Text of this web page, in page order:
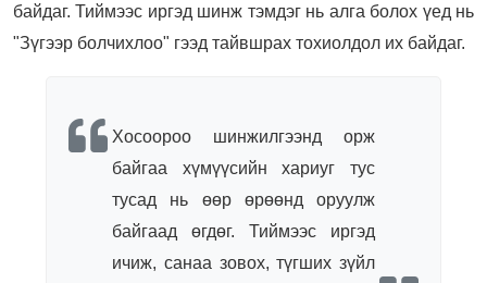
байдаг. Тиймээс иргэд шинж тэмдэг нь алга болох үед нь
"Зүгээр болчихлоо" гээд тайвшрах тохиолдол их байдаг.
Хосоороо шинжилгээнд орж
байгаа хүмүүсийн хариуг тус
тусад нь өөр өрөөнд оруулж
байгаад өгдөг. Тиймээс иргэд
ичиж, санаа зовох, түгших зүйл